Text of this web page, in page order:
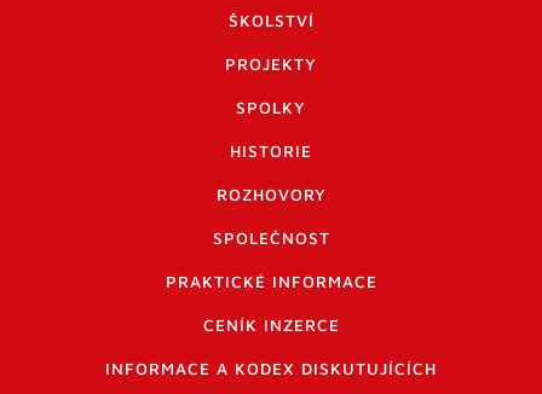
ŠKOLSTVÍ
PROJEKTY
SPOLKY
HISTORIE
ROZHOVORY
SPOLEČNOST
PRAKTICKÉ INFORMACE
CENÍK INZERCE
INFORMACE A KODEX DISKUTUJÍCÍCH